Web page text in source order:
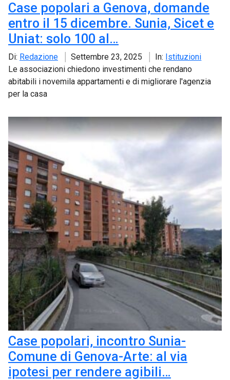
Case popolari a Genova, domande
entro il 15 dicembre. Sunia, Sicet e
Uniat: solo 100 al…
Di: Redazione Settembre 23, 2025 In: Istituzioni
Le associazioni chiedono investimenti che rendano
abitabili i novemila appartamenti e di migliorare l'agenzia
per la casa
Case popolari, incontro Sunia-
Comune di Genova-Arte: al via
ipotesi per rendere agibili…